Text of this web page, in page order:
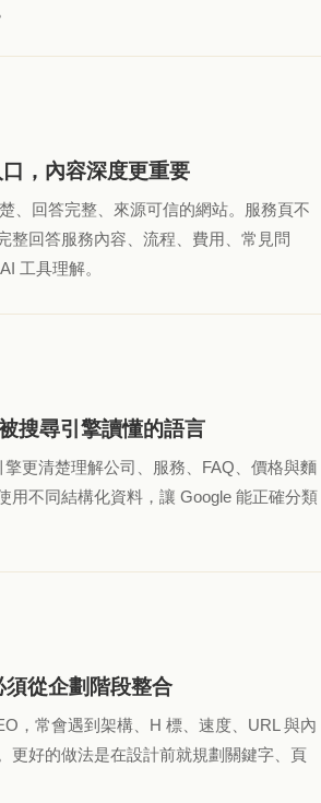
，內容深度更重要
、回答完整、來源可信的網站。服務頁不
整回答服務內容、流程、費用、常見問
工具理解。
搜尋引擎讀懂的語言
更清楚理解公司、服務、FAQ、價格與麵
用不同結構化資料，讓 Google 能正確分類
從企劃階段整合
，常會遇到架構、H 標、速度、URL 與內
更好的做法是在設計前就規劃關鍵字、頁